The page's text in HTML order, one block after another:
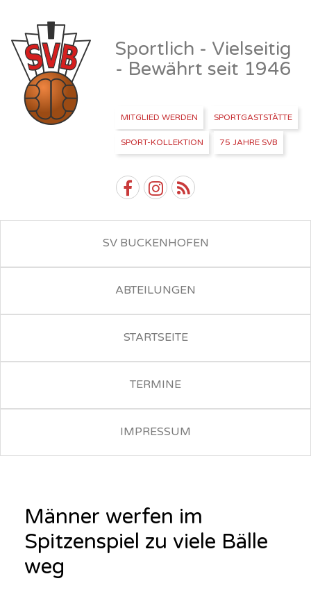
Sportlich - Vielseitig
- Bewährt seit 1946
MITGLIED WERDEN SPORTGASTSTÄTTE
SPORT-KOLLEKTION 75 JAHRE SVB
SV BUCKENHOFEN
ABTEILUNGEN
STARTSEITE
TERMINE
IMPRESSUM
Männer werfen im
Spitzenspiel zu viele Bälle
weg